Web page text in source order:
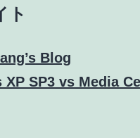
ト
Blog
XP SP3 vs Media